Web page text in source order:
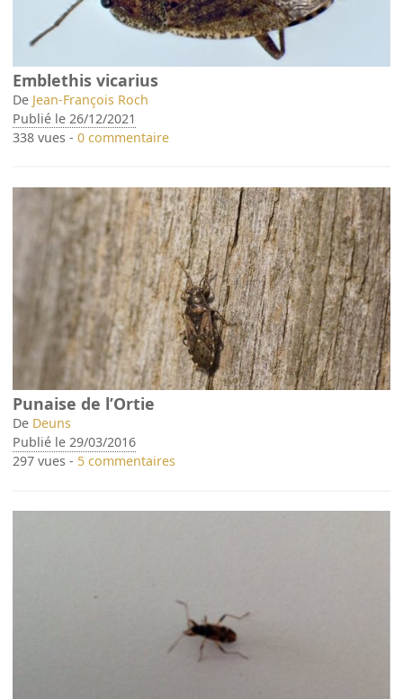
Emblethis vicarius
De Jean-François Roch
Publié le 26/12/2021
338 vues -0 commentaire
Punaise de l’Ortie
De Deuns
Publié le 29/03/2016
297 vues - 5 commentaires